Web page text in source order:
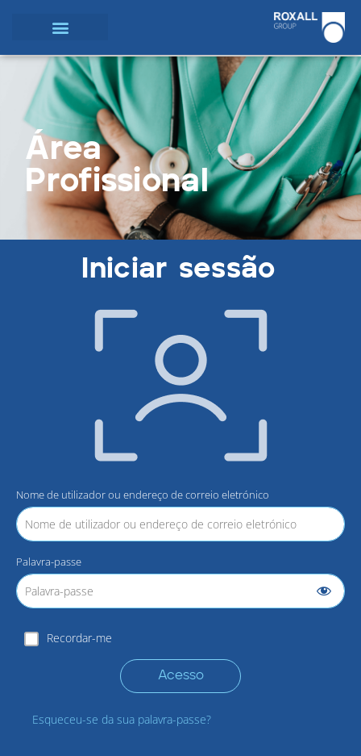
Área
Profissional
Iniciar sessão
Nome de utilizador ou endereço de correio eletrónico
Palavra-passe
Recordar-me
Acesso
Esqueceu-se da sua palavra-passe?